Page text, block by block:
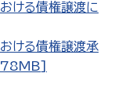
ける債権譲渡に
ける債権譲渡承